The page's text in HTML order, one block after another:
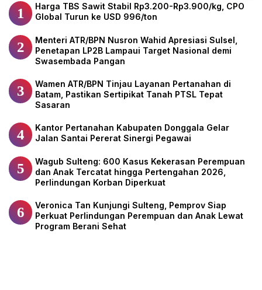
1
Harga TBS Sawit Stabil Rp3.200-Rp3.900/kg, CPO
Global Turun ke USD 996/ton
2
Menteri ATR/BPN Nusron Wahid Apresiasi Sulsel,
Penetapan LP2B Lampaui Target Nasional demi
Swasembada Pangan
3
Wamen ATR/BPN Tinjau Layanan Pertanahan di
Batam, Pastikan Sertipikat Tanah PTSL Tepat
Sasaran
4
Kantor Pertanahan Kabupaten Donggala Gelar
Jalan Santai Pererat Sinergi Pegawai
5
Wagub Sulteng: 600 Kasus Kekerasan Perempuan
dan Anak Tercatat hingga Pertengahan 2026,
Perlindungan Korban Diperkuat
6
Veronica Tan Kunjungi Sulteng, Pemprov Siap
Perkuat Perlindungan Perempuan dan Anak Lewat
Program Berani Sehat